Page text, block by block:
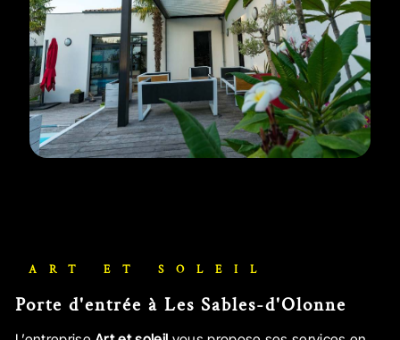
ART ET SOLEIL
porte d'entrée à Les Sables-d'Olonne